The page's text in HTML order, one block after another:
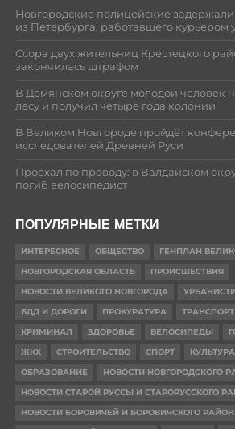
Новгородские полицейские задержали
из Петербурга, работавшего курьером
Ссора двух жительниц Крестецкого
закончилась штрафом
В Демянском округе молодой человек
лесу и получил четыре года колонии
В Великом Новгороде пройдёт
исследователей Древней Руси
Проехал по проводу: в Валдайском
погиб велосипедист
ПОПУЛЯРНЫЕ МЕТКИ
ИНТЕРЕСНОЕ ОБЩЕСТВО
ГЕНПЛАН
НОВГОРОДСКАЯ ОБЛАСТЬ
ПРОИСШЕСТВИЯ
НОВОСТИ ВЕЛИКОГО НОВГОРОДА
БДД И ДОРОГИ
ПРОКУРАТУРА ТРАНСПОРТ
КРИМИНАЛ
ЗДОРОВЬЕ ВЕЛОСИПЕДЫ
ЖКХ
СТРОИТЕЛЬСТВО СПОРТ КУЛЬТУРА
ОБРАЗОВАНИЕ
НОВОСТИ НОВГОРОДСКОГО
НОВОСТИ СТАРОЙ РУССЫ И СТАРОРУССКОГО
НОВОСТИ БОРОВИЧЕЙ И БОРОВИЧСКОГО